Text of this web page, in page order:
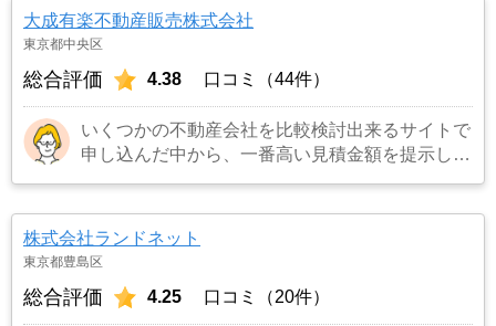
大成有楽不動産販売株式会社
東京都中央区
総合評価 4.38 口コミ（44件）
いくつかの不動産会社を比較検討出来るサイトで
申し込んだ中から、一番高い見積金額を提示して
株式会社ランドネット
東京都豊島区
総合評価 4.25 口コミ（20件）